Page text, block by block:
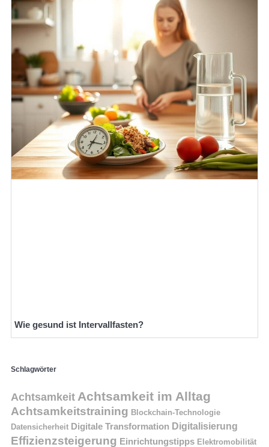
Wie gesund ist Intervallfasten?
Schlagwörter
Achtsamkeit Achtsamkeit im Alltag
Achtsamkeitstraining Blockchain-Technologie
Datensicherheit Digitale Transformation Digitalisierung
Effizienzsteigerung Einrichtungstipps Elektromobilität